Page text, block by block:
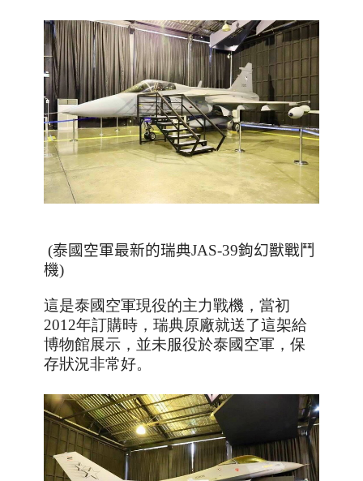
(泰國空軍最新的瑞典JAS-39鉤幻獸戰鬥
機)
這是泰國空軍現役的主力戰機，當初
2012年訂購時，瑞典原廠就送了這架給
博物館展示，並未服役於泰國空軍，保
存狀況非常好。